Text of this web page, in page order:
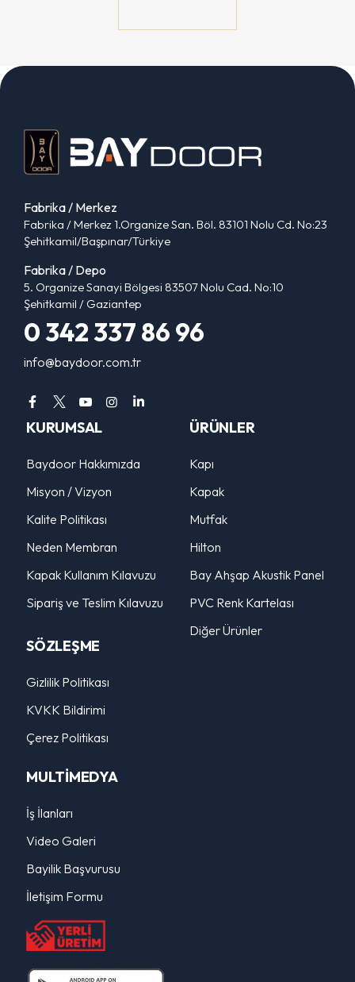
Fabrika / Merkez
Fabrika / Merkez 1.Organize San. Böl. 83101 Nolu Cd. No:23
Şehitkamil/Başpınar/Türkiye
Fabrika / Depo
5. Organize Sanayi Bölgesi 83507 Nolu Cad. No:10
Şehitkamil / Gaziantep
0 342 337 86 96
info@baydoor.com.tr
KURUMSAL
Baydoor Hakkımızda
Misyon / Vizyon
Kalite Politikası
Neden Membran
Kapak Kullanım Kılavuzu
Sipariş ve Teslim Kılavuzu
SÖZLEŞME
Gizlilik Politikası
KVKK Bildirimi
Çerez Politikası
ÜRÜNLER
Kapı
Kapak
Mutfak
Hilton
Bay Ahşap Akustik Panel
PVC Renk Kartelası
Diğer Ürünler
MULTİMEDYA
İş İlanları
Video Galeri
Bayilik Başvurusu
İletişim Formu